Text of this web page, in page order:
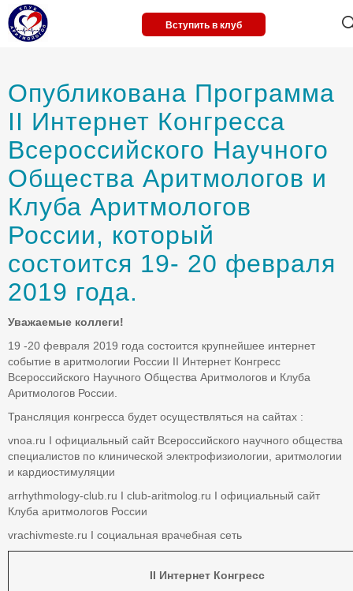
Вступить в клуб
Опубликована Программа
II Интернет Конгресса
Всероссийского Научного
Общества Аритмологов и
Клуба Аритмологов
России, который
состоится 19- 20 февраля
2019 года.
Уважаемые коллеги!
19 -20 февраля 2019 года состоится крупнейшее интернет
событие в аритмологии России II Интернет Конгресс
Всероссийского Научного Общества Аритмологов и Клуба
Аритмологов России.
Трансляция конгресса будет осуществляться на сайтах :
vnoa.ru I официальный сайт Всероссийского научного общества
специалистов по клинической электрофизиологии, аритмологии
и кардиостимуляции
arrhythmology-club.ru I club-aritmolog.ru I официальный сайт
Клуба аритмологов России
vrachivmeste.ru I социальная врачебная сеть
II Интернет Конгресс